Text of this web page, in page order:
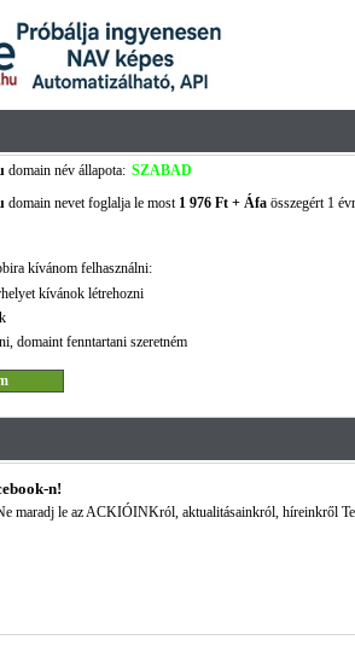
domain név állapota: SZABAD
domain nevet foglalja le most 1 976 Ft + Áfaösszegért 1
kívánom felhasználni:
kívánok létrehozni
domaint fenntartani szeretném
n!
maradj le az ACKIÓINKról, aktualitásainkról, híreinkről